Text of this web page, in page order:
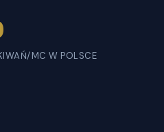
MC W POLSCE